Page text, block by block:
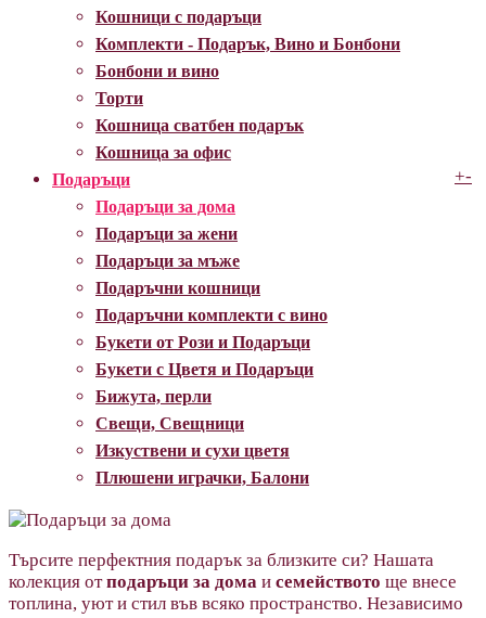
Кошници с подаръци
Комплекти - Подарък, Вино и Бонбони
Бонбони и вино
Торти
Кошница сватбен подарък
Кошница за офис
Подаръци
+-
Подаръци за дома
Подаръци за жени
Подаръци за мъже
Подаръчни кошници
Подаръчни комплекти с вино
Букети от Рози и Подаръци
Букети с Цветя и Подаръци
Бижута, перли
Свещи, Свещници
Изкуствени и сухи цветя
Плюшени играчки, Балони
Търсите перфектния подарък за близките си? Нашата
колекция отподаръци за дома и семейството ще внесе
топлина, уют и стил във всяко пространство. Независимо